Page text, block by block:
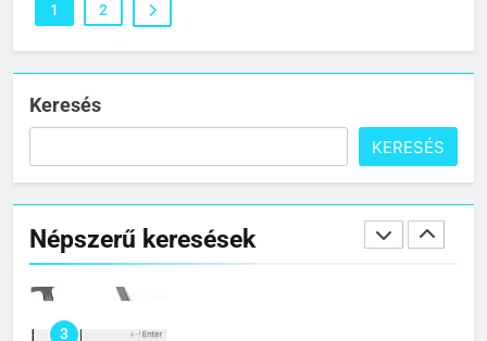
1 2
Keresés
KERESÉS
Népszerű keresések
2
Cingár jelentése
C BETŰS SZAVAK JELENTÉSE